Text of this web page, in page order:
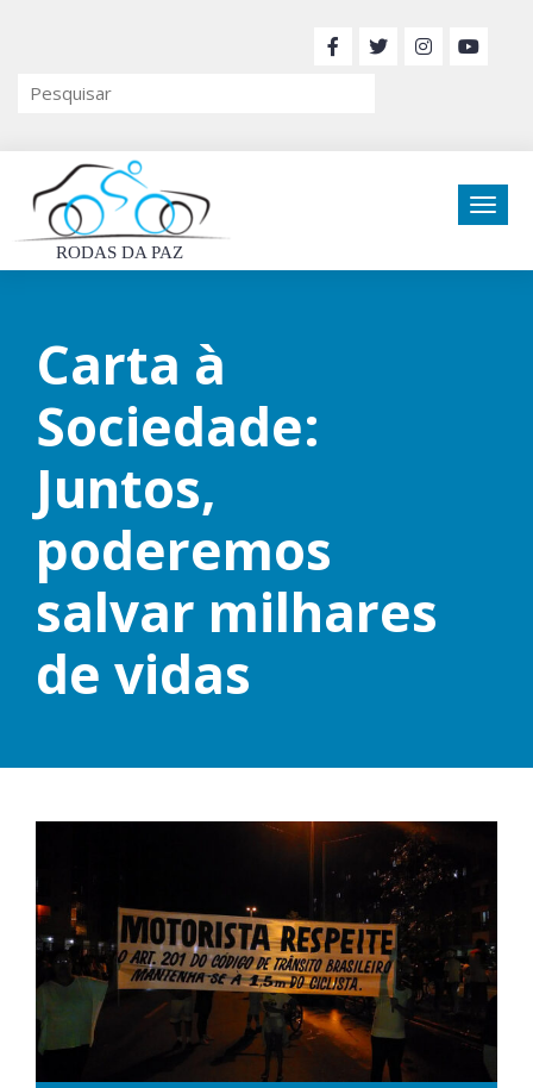
RODAS DA PAZ
Carta à
Sociedade:
Juntos,
poderemos
salvar milhares
de vidas